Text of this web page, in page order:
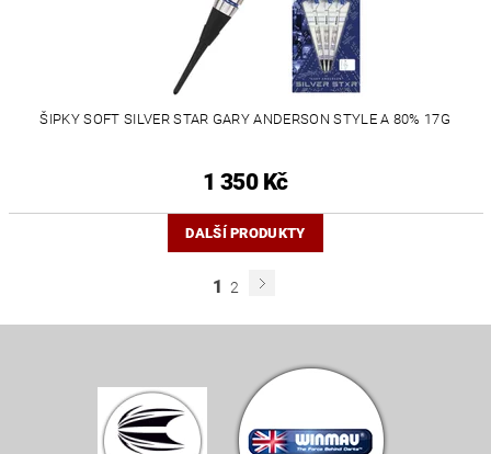
ŠIPKY SOFT SILVER STAR GARY ANDERSON STYLE A 80% 17G
1 350 Kč
DALŠÍ PRODUKTY
1 2